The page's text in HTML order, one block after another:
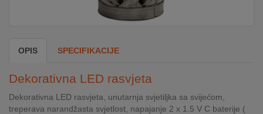
KLIMATIZACIJA
OPIS SPECIFIKACIJE
Dekorativna LED rasvjeta
Dekorativna LED rasvjeta, unutarnja svjetiljka sa svijećom,
treperava narandžasta svjetlost, napajanje 2 x 1.5 V C baterije (